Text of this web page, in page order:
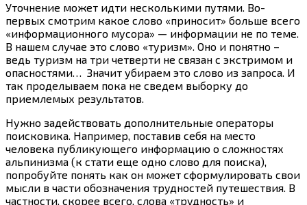
Уточнение может идти несколькими путями. Во-
первых смотрим какое слово «приносит» больше всего
«информационного мусора» — информации не по теме.
В нашем случае это слово «туризм». Оно и понятно –
ведь туризм на три четверти не связан с экстримом и
опасностями… Значит убираем это слово из запроса. И
так проделываем пока не сведем выборку до
приемлемых результатов.
Нужно задействовать дополнительные операторы
поисковика. Например, поставив себя на место
человека публикующего информацию о сложностях
альпинизма (к стати еще одно слово для поиска),
попробуйте понять как он может сформулировать свои
мысли в части обозначения трудностей путешествия. В
частности, скорее всего, слова «трудность» и